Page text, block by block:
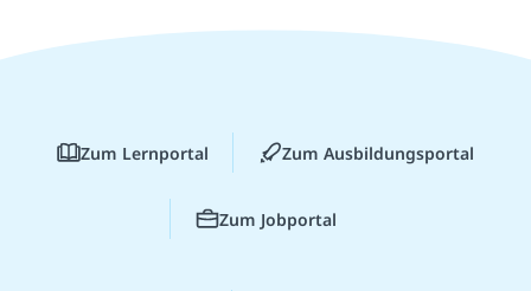
Zum Lernportal Zum Ausbildungsportal
Zum Jobportal